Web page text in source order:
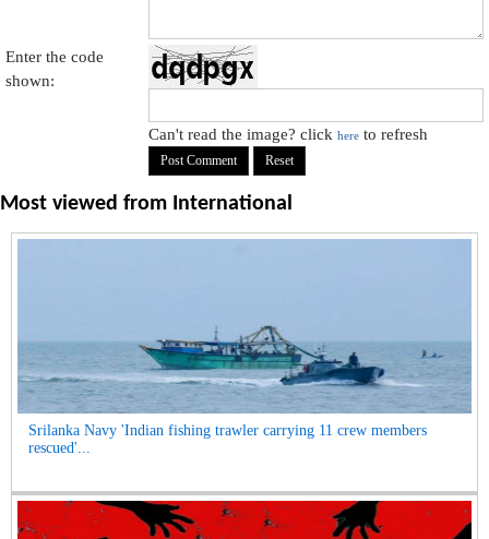
Enter the code
shown:
Can't read the image? clickhere to refresh
Most viewed from International
Srilanka Navy 'Indian fishing trawler carrying 11 crew members
rescued'...